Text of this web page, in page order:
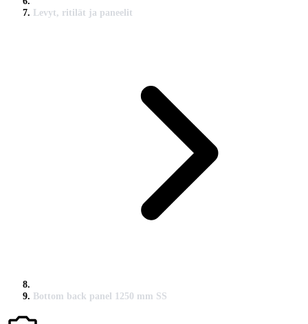
Levyt, ritilät ja paneelit
Bottom back panel 1250 mm SS